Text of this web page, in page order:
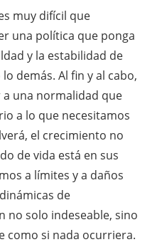
muy difícil que
una política que ponga
y la estabilidad de
demás. Al fin y al cabo,
una normalidad que
a lo que necesitamos
el crecimiento no
de vida está en sus
a límites y a daños
de
no solo indeseable, sino
como si nada ocurriera.